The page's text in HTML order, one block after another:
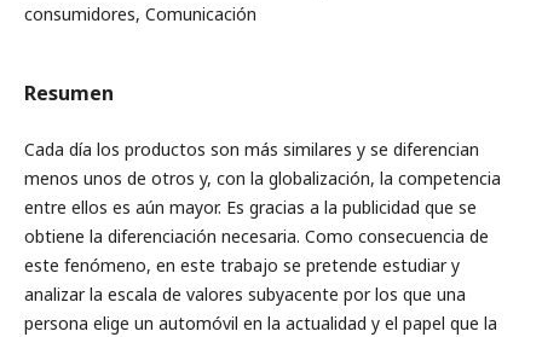
consumidores, Comunicación
Resumen
Cada día los productos son más similares y se diferencian
menos unos de otros y, con la globalización, la competencia
entre ellos es aún mayor. Es gracias a la publicidad que se
obtiene la diferenciación necesaria. Como consecuencia de
este fenómeno, en este trabajo se pretende estudiar y
analizar la escala de valores subyacente por los que una
persona elige un automóvil en la actualidad y el papel que la